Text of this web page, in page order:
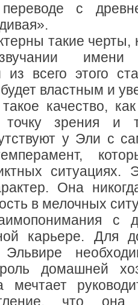
с
такие черты,
из всего этого
властным и
качество,
зрения и
у Эли с
Она
в мелочных
с
карьере. Для
домашней
мечтает
что